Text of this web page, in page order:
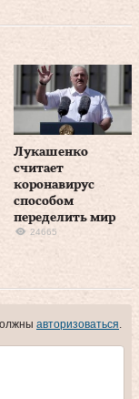
Лукашенко
считает
коронавирус
способом
переделить мир
24665
авторизоваться.